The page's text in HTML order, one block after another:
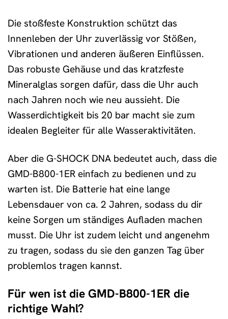
Die stoßfeste Konstruktion schützt das
Innenleben der Uhr zuverlässig vor Stößen,
Vibrationen und anderen äußeren Einflüssen.
Das robuste Gehäuse und das kratzfeste
Mineralglas sorgen dafür, dass die Uhr auch
nach Jahren noch wie neu aussieht. Die
Wasserdichtigkeit bis 20 bar macht sie zum
idealen Begleiter für alle Wasseraktivitäten.
Aber die G-SHOCK DNA bedeutet auch, dass die
GMD-B800-1ER einfach zu bedienen und zu
warten ist. Die Batterie hat eine lange
Lebensdauer von ca. 2 Jahren, sodass du dir
keine Sorgen um ständiges Aufladen machen
musst. Die Uhr ist zudem leicht und angenehm
zu tragen, sodass du sie den ganzen Tag über
problemlos tragen kannst.
Für wen ist die GMD-B800-1ER die
richtige Wahl?